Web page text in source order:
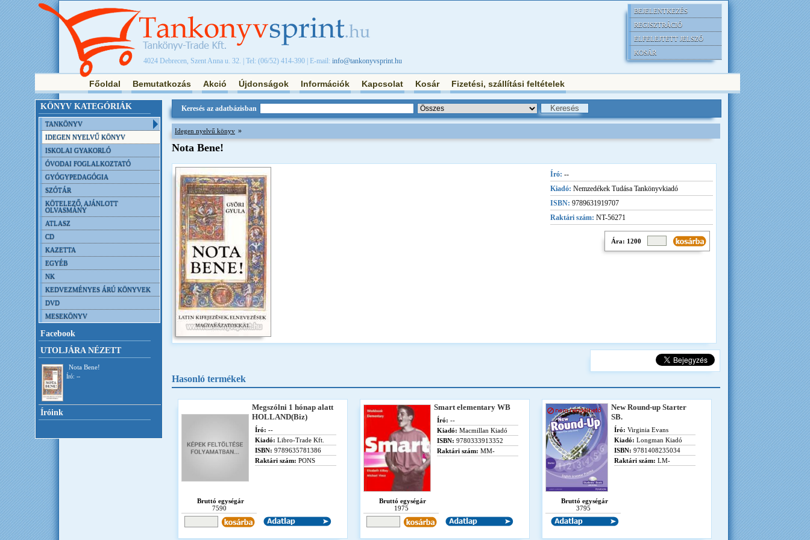
4024 Debrecen, Szent Anna u. 32. | Tel: (06/52) 414-390 | E-mail: info@tankonyvsprint.hu
BEJELENTKEZÉS
REGISZTRÁCIÓ
ELFELEJTETT JELSZÓ
KOSÁR
Főoldal Bemutatkozás Akció Újdonságok Információk Kapcsolat Kosár Fizetési, szállítási feltételek
KÖNYV KATEGÓRIÁK
TANKÖNYV
IDEGEN NYELVŰ KÖNYV
ISKOLAI GYAKORLÓ
ÓVODAI FOGLALKOZTATÓ
GYÓGYPEDAGÓGIA
SZÓTÁR
KÖTELEZŐ, AJÁNLOTT
OLVASMÁNY
ATLASZ
CD
KAZETTA
EGYÉB
NK
KEDVEZMÉNYES ÁRÚ KÖNYVEK
DVD
MESEKÖNYV
Facebook
UTOLJÁRA NÉZETT
Nota Bene!
Író: --
Íróink
Keresés az adatbázisban
Idegen nyelvű könyv »
Nota Bene!
Író: --
Kiadó: Nemzedékek Tudása Tankönyvkiadó
ISBN: 9789631919707
Raktári szám: NT-56271
Ára: 1200
Hasonló termékek
Megszólni 1 hónap alatt
HOLLAND(Biz)
Író: --
Kiadó: Libro-Trade Kft.
ISBN: 9789635781386
Raktári szám: PONS
Bruttó egységár
7590
Smart elementary WB
Író: --
Kiadó: Macmillan Kiadó
ISBN: 9780333913352
Raktári szám: MM-
Bruttó egységár
1975
New Round-up Starter
SB.
Író: Virginia Evans
Kiadó: Longman Kiadó
ISBN: 9781408235034
Raktári szám: LM-
Bruttó egységár
3795